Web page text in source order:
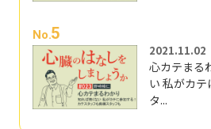
No.5
2021.11.02
心カテまる
い 私がカ
タ...